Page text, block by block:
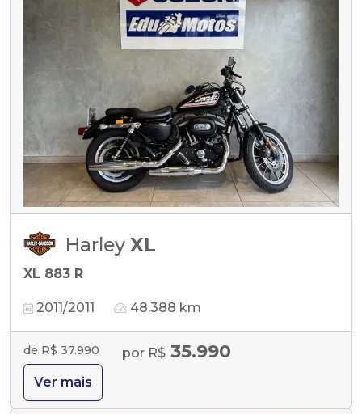
Harley XL
XL 883 R
2011/2011 48.388 km
de R$ 37.990 por R$ 35.990
Ver mais